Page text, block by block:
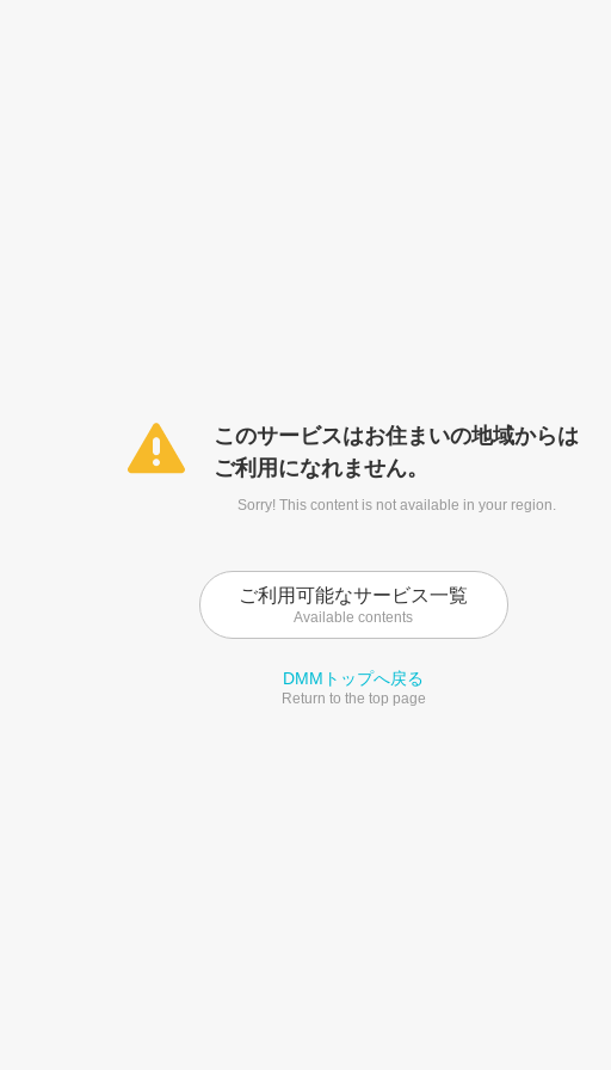
このサービスはお住まいの地域からは
ご利用になれません。
Sorry! This content is not available in your region.
ご利用可能なサービス一覧
Available contents
DMMトップへ戻る
Return to the top page